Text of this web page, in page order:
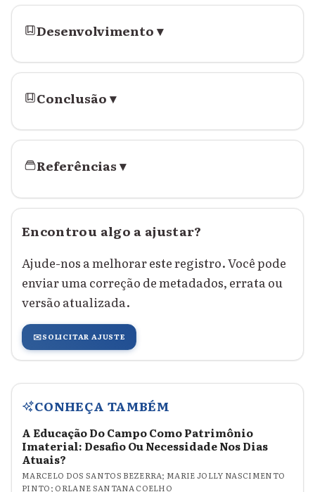
Desenvolvimento▾
Conclusão▾
Referências▾
Encontrou algo a ajustar?
Ajude-nos a melhorar este registro. Você pode
enviar uma correção de metadados, errata ou
versão atualizada.
✉️SOLICITAR AJUSTE
CONHEÇA TAMBÉM
A Educação Do Campo Como Patrimônio
Imaterial: Desafio Ou Necessidade Nos Dias
Atuais?
MARCELO DOS SANTOS BEZERRA; MARIE JOLLY NASCIMENTO
PINTO; ORLANE SANTANA COELHO